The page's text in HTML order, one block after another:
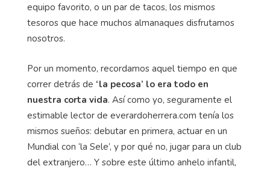
equipo favorito, o un par de tacos, los mismos
tesoros que hace muchos almanaques disfrutamos
nosotros.
Por un momento, recordamos aquel tiempo en que
correr detrás de ‘la pecosa’ lo era todo en
nuestra corta vida. Así como yo, seguramente el
estimable lector de everardoherrera.com tenía los
mismos sueños: debutar en primera, actuar en un
Mundial con ‘la Sele’, y por qué no, jugar para un club
del extranjero… Y sobre este último anhelo infantil,